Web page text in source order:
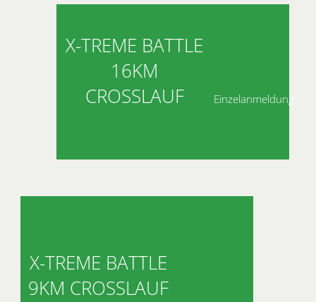
X-TREME BATTLE
16KM
CROSSLAUF
X-TREME BATTLE
9KM CROSSLAUF
Einzelanmeldung